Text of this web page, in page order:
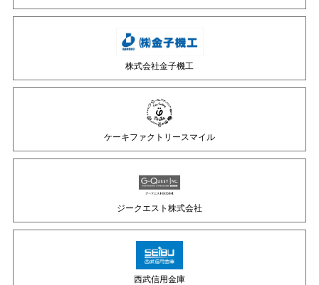
株式会社金子機工
ケーキファクトリースマイル
ジークエスト株式会社
西武信用金庫